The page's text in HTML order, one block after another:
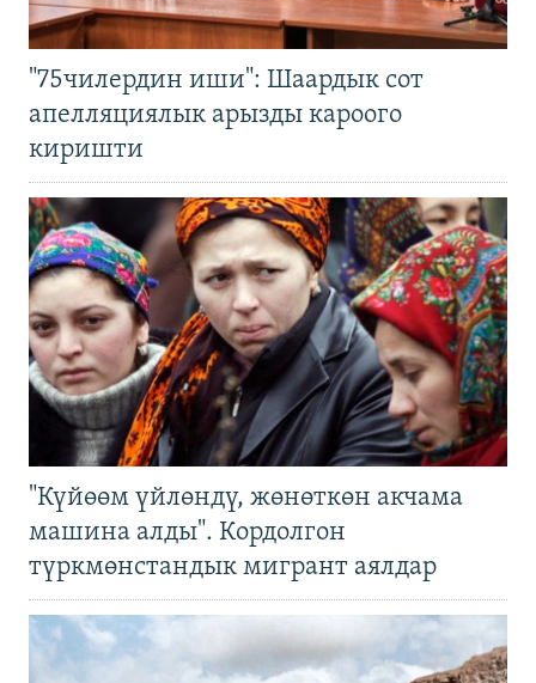
"75чилердин иши": Шаардык сот
апелляциялык арызды кароого
киришти
"Күйөөм үйлөндү, жөнөткөн акчама
машина алды". Кордолгон
түркмөнстандык мигрант аялдар